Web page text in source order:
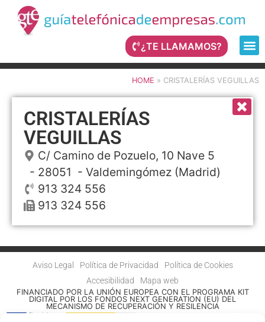
¿TE LLAMAMOS?
HOME » CRISTALERÍAS VEGUILLAS
CRISTALERÍAS
VEGUILLAS
C/ Camino de Pozuelo, 10 Nave 5
- 28051 - Valdemingómez (Madrid)
913 324 556
913 324 556
Aviso Legal Política de Privacidad
Política de Cookies
Accesibilidad
Mapa web
FINANCIADO POR LA UNIÓN EUROPEA CON EL PROGRAMA KIT
DIGITAL POR LOS FONDOS NEXT GENERATION (EU) DEL
MECANISMO DE RECUPERACIÓN Y RESILENCIA